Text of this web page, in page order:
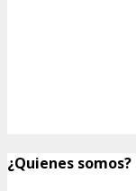
¿Quienes somos?